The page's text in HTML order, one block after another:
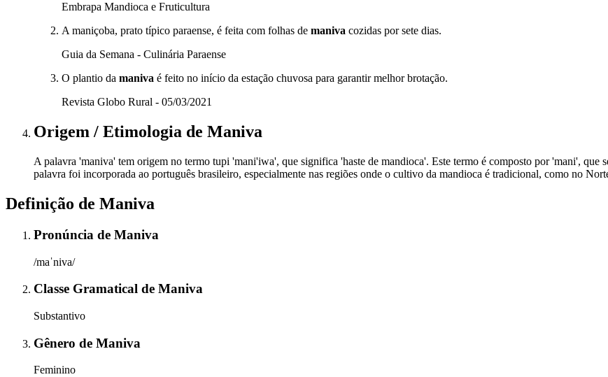
Embrapa Mandioca e Fruticultura
A maniçoba, prato típico paraense, é feita com folhas de maniva cozidas por sete dias.
Guia da Semana - Culinária Paraense
O plantio da maniva é feito no início da estação chuvosa para garantir melhor brotação.
Revista Globo Rural - 05/03/2021
Origem / Etimologia de Maniva
A palavra 'maniva' tem origem no termo tupi 'mani'iwa', que significa 'haste de mandioca'. Este termo é composto por 'mani', que
palavra foi incorporada ao português brasileiro, especialmente nas regiões onde o cultivo da mandioca é tradicional, como no
Definição de Maniva
Pronúncia de Maniva
/maˈniva/
Classe Gramatical de Maniva
Substantivo
Gênero de Maniva
Feminino